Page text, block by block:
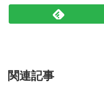
関連記事